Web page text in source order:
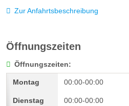
Zur Anfahrtsbeschreibung
Öffnungszeiten
Öffnungszeiten:
00:00-00:00
00:00-00:00